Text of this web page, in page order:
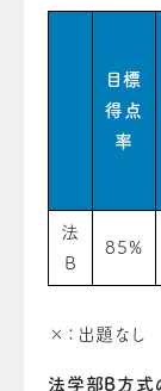
目標
得点
率
法
B
85%
×：出題な
法学部B方式